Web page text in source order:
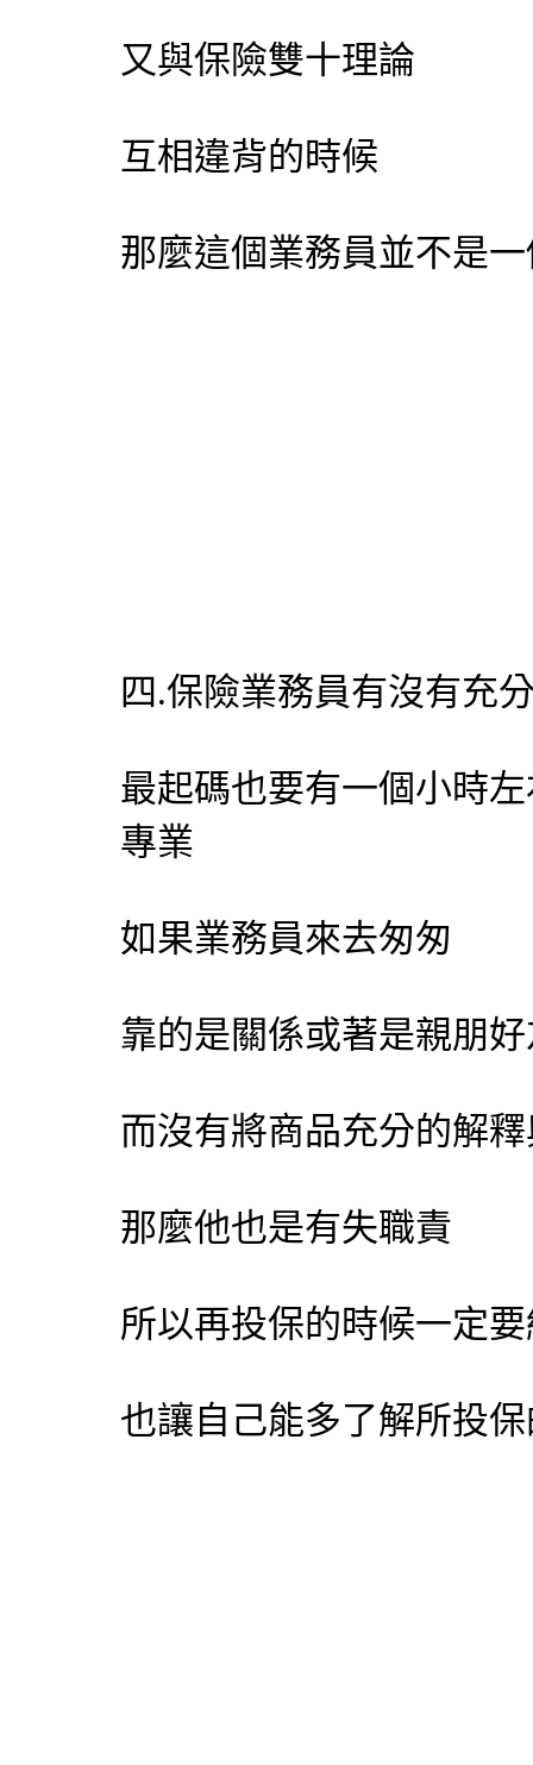
又與保險雙十理論
互相違背的時候
那麼這個業務員並不是
四.保險業務員有沒有充
最起碼也要有一個小時
專業
如果業務員來去匆匆
靠的是關係或著是親朋
而沒有將商品充分的解
那麼他也是有失職責
所以再投保的時候一定
也讓自己能多了解所投